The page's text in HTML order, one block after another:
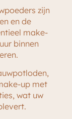
zijn
en de
make-
binnen
up met
wat uw